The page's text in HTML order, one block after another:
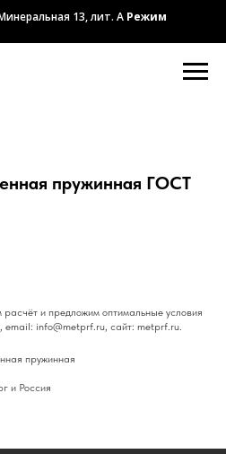
13, лит. А Режим
пружинная ГОСТ
и предложим оптимальные условия
email: info@metprf.ru, сайт: metprf.ru.
пружинная
и Россия